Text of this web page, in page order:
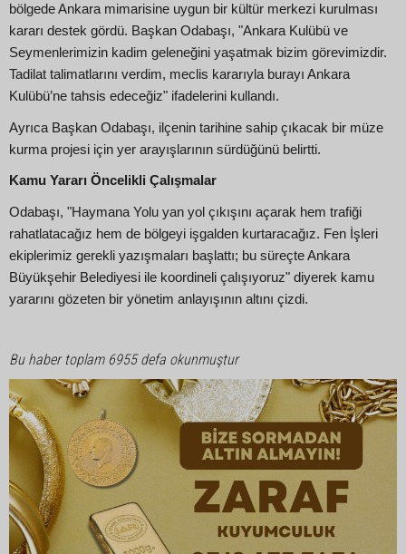
bölgede Ankara mimarisine uygun bir kültür merkezi kurulması
kararı destek gördü. Başkan Odabaşı, "Ankara Kulübü ve
Seymenlerimizin kadim geleneğini yaşatmak bizim görevimizdir.
Tadilat talimatlarını verdim, meclis kararıyla burayı Ankara
Kulübü’ne tahsis edeceğiz" ifadelerini kullandı.
Ayrıca Başkan Odabaşı, ilçenin tarihine sahip çıkacak bir müze
kurma projesi için yer arayışlarının sürdüğünü belirtti.
Kamu Yararı Öncelikli Çalışmalar
Odabaşı, "Haymana Yolu yan yol çıkışını açarak hem trafiği
rahatlatacağız hem de bölgeyi işgalden kurtaracağız. Fen İşleri
ekiplerimiz gerekli yazışmaları başlattı; bu süreçte Ankara
Büyükşehir Belediyesi ile koordineli çalışıyoruz" diyerek kamu
yararını gözeten bir yönetim anlayışının altını çizdi.
Bu haber toplam 6955 defa okunmuştur